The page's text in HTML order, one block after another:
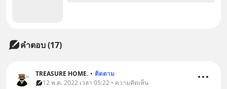
คำตอบ (17)
TREASURE HOME. • ติดตาม
12 พ.ค. 2022 เวลา 05:22 • ความคิดเห็น